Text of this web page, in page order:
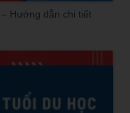
Hướng dẫn chi tiết